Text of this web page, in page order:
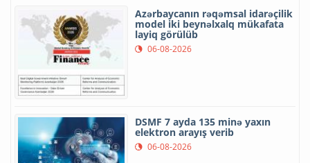
Azərbaycanın rəqəmsal idarəçilik
model iki beynəlxalq mükafata
layiq görülüb
06-08-2026
DSMF 7 ayda 135 minə yaxın
elektron arayış verib
06-08-2026